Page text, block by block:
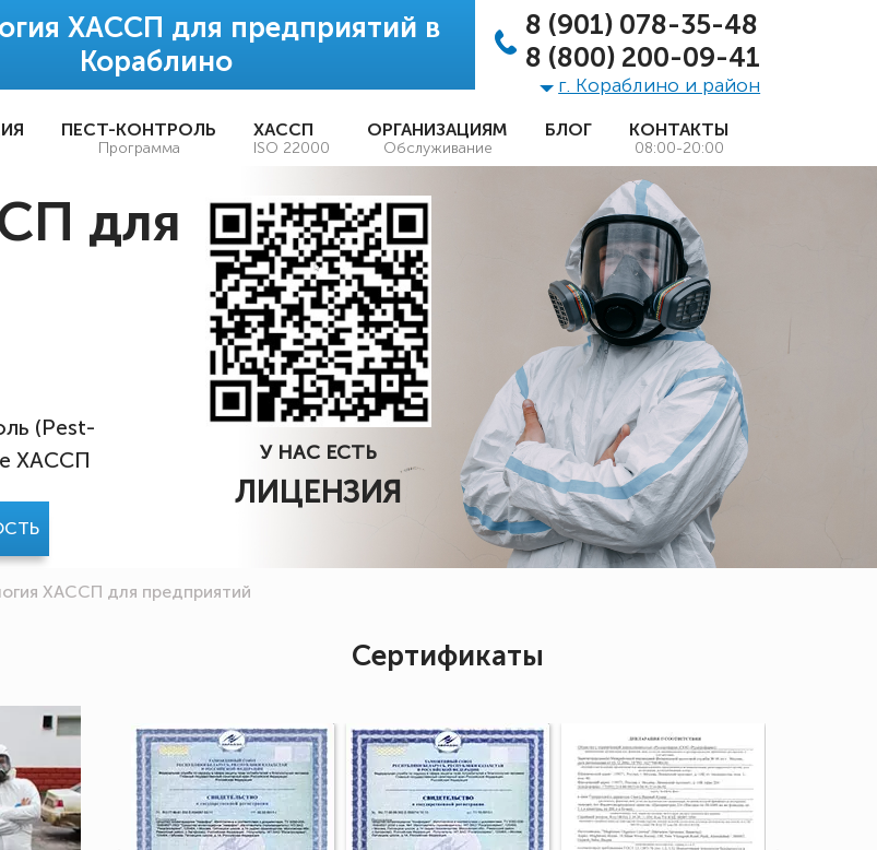
ХАССП для предприятий в
Кораблино
8 (901) 078-35-48
8 (800) 200-09-41
г. Кораблино и район
ПЕСТ-КОНТРОЛЬ
Программа
ХАССП
ISO 22000
ОРГАНИЗАЦИЯМ
Обслуживание
БЛОГ КОНТАКТЫ
08:00-20:00
для
(Pest-
ХАССП
У НАС ЕСТЬ
ЛИЦЕНЗИЯ
ХАССП для предприятий
Сертификаты